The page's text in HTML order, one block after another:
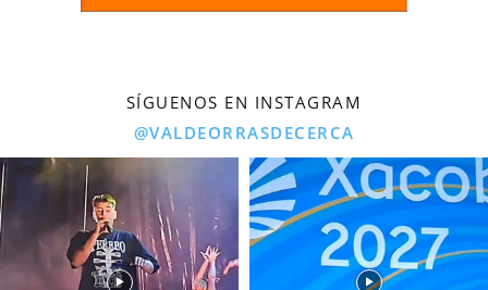
SÍGUENOS EN INSTAGRAM
@VALDEORRASDECERCA